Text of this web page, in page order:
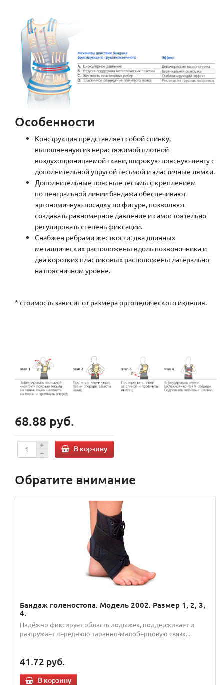
Особенности
Конструкция представляет собой спинку,
выполненную из нерастяжимой плотной
воздухопроницаемой ткани, широкую поясную ленту с
дополнительной упругой тесьмой и эластичные лямки.
Дополнительные поясные тесьмы с креплением
по центральной линии бандажа обеспечивают
эргономичную посадку по фигуре, позволяют
создавать равномерное давление и самостоятельно
регулировать степень фиксации.
Снабжен ребрами жесткости: два длинных
металлических расположены вдоль позвоночника и
два коротких пластиковых расположены латерально
на поясничном уровне.
* стоимость зависит от размера ортопедического изделия.
68.88 руб.
В корзину
Обратите внимание
Бандаж голеностопа. Модель 2002. Размер 1, 2, 3,
4.
Надёжно фиксирует область лодыжек, поддерживает и
разгружает переднюю таранно-малоберцовую связк...
41.72 руб.
В корзину